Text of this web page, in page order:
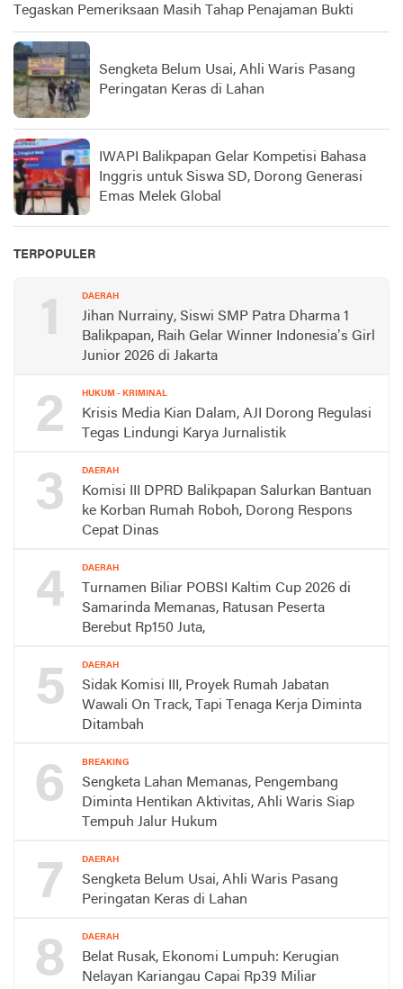
Tegaskan Pemeriksaan Masih Tahap Penajaman Bukti
Sengketa Belum Usai, Ahli Waris Pasang
Peringatan Keras di Lahan
IWAPI Balikpapan Gelar Kompetisi Bahasa
Inggris untuk Siswa SD, Dorong Generasi
Emas Melek Global
TERPOPULER
1 DAERAH
Jihan Nurrainy, Siswi SMP Patra Dharma 1
Balikpapan, Raih Gelar Winner Indonesia’s Girl
Junior 2026 di Jakarta
2 HUKUM - KRIMINAL
Krisis Media Kian Dalam, AJI Dorong Regulasi
Tegas Lindungi Karya Jurnalistik
3 DAERAH
Komisi III DPRD Balikpapan Salurkan Bantuan
ke Korban Rumah Roboh, Dorong Respons
Cepat Dinas
4 DAERAH
Turnamen Biliar POBSI Kaltim Cup 2026 di
Samarinda Memanas, Ratusan Peserta
Berebut Rp150 Juta,
5 DAERAH
Sidak Komisi III, Proyek Rumah Jabatan
Wawali On Track, Tapi Tenaga Kerja Diminta
Ditambah
6 BREAKING
Sengketa Lahan Memanas, Pengembang
Diminta Hentikan Aktivitas, Ahli Waris Siap
Tempuh Jalur Hukum
7 DAERAH
Sengketa Belum Usai, Ahli Waris Pasang
Peringatan Keras di Lahan
8 DAERAH
Belat Rusak, Ekonomi Lumpuh: Kerugian
Nelayan Kariangau Capai Rp39 Miliar